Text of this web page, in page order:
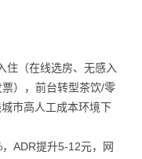
住（在线选房、无感入
），前台转型茶饮/零
市高人工成本环境下
ADR提升5-12元，网